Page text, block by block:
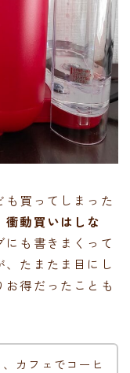
買ってしまった
衝動買いはしな
にも書きまくって
たまたま目にし
お得だったことも
カフェでコーヒ